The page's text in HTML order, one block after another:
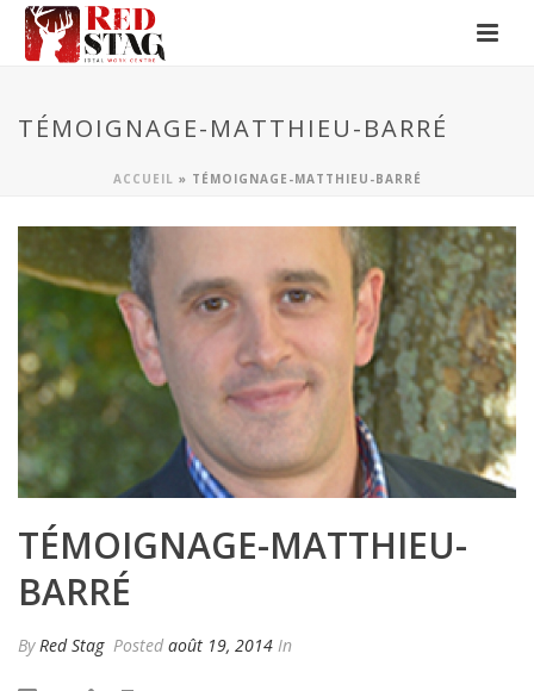
TÉMOIGNAGE-MATTHIEU-BARRÉ
ACCUEIL » TÉMOIGNAGE-MATTHIEU-BARRÉ
TÉMOIGNAGE-MATTHIEU-
BARRÉ
By Red Stag Posted août 19, 2014 In